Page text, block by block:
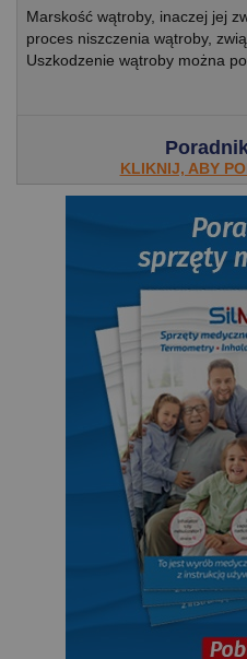
Marskość wątroby, inaczej jej
proces niszczenia wątroby,
Uszkodzenie wątroby można
KLIKNIJ, ABY